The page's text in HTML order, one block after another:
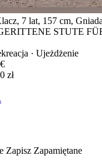
7 lat, 157 cm, Gniada
STUTE
· Ujeżdżenie
zł
Zapisz Zapamiętane